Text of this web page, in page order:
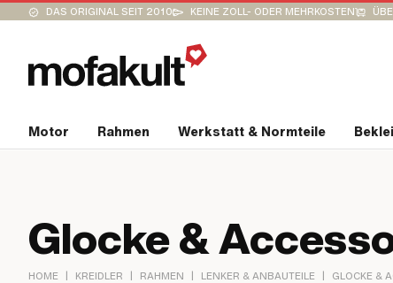
DAS ORIGINAL SEIT 2010 KEINE ZOLL- ODER MEHRKOSTEN
Motor Rahmen Werkstatt & Normteile
Glocke &
HOME | KREIDLER | RAHMEN | LENKER & ANBAUTEILE | GLOCKE &